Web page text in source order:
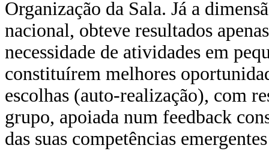
Organização da Sala. Já a
nacional, obteve resultados
necessidade de atividades em
constituírem melhores
escolhas (auto-realização), com
grupo, apoiada num feedback
das suas competências